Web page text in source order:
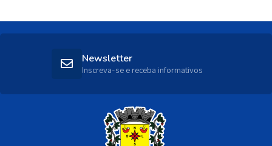
Newsletter
Inscreva-se e receba informativos